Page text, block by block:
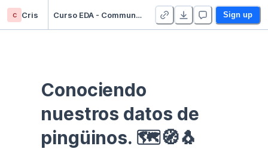
c Cris Curso EDA - Communication - Duplicate Sign up
Conociendo
nuestros datos de
pingüinos. 🗺🧭🐧